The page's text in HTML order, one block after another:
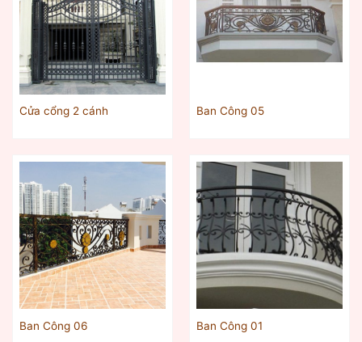
Cửa cổng 2 cánh Ban Công 05
Ban Công 06 Ban Công 01